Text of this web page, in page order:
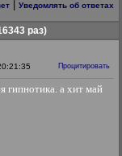
Уведомлять об ответах
раз)
Процитировать
гипнотика. а хит май